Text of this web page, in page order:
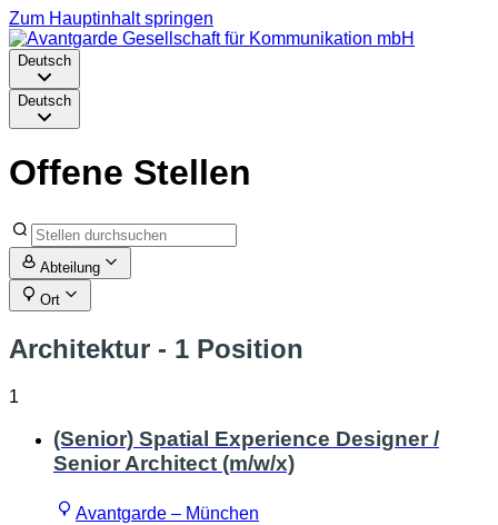
Zum Hauptinhalt springen
Deutsch
Deutsch
Offene Stellen
Abteilung
Ort
Architektur - 1 Position
1
(Senior) Spatial Experience Designer /
Senior Architect (m/w/x)
Avantgarde – München